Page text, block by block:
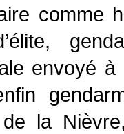
comme
envoyé
la